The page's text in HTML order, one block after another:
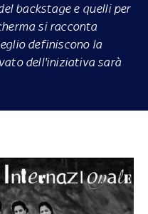
backstage e quelli per
si racconta
definiscono la
dell'iniziativa sarà